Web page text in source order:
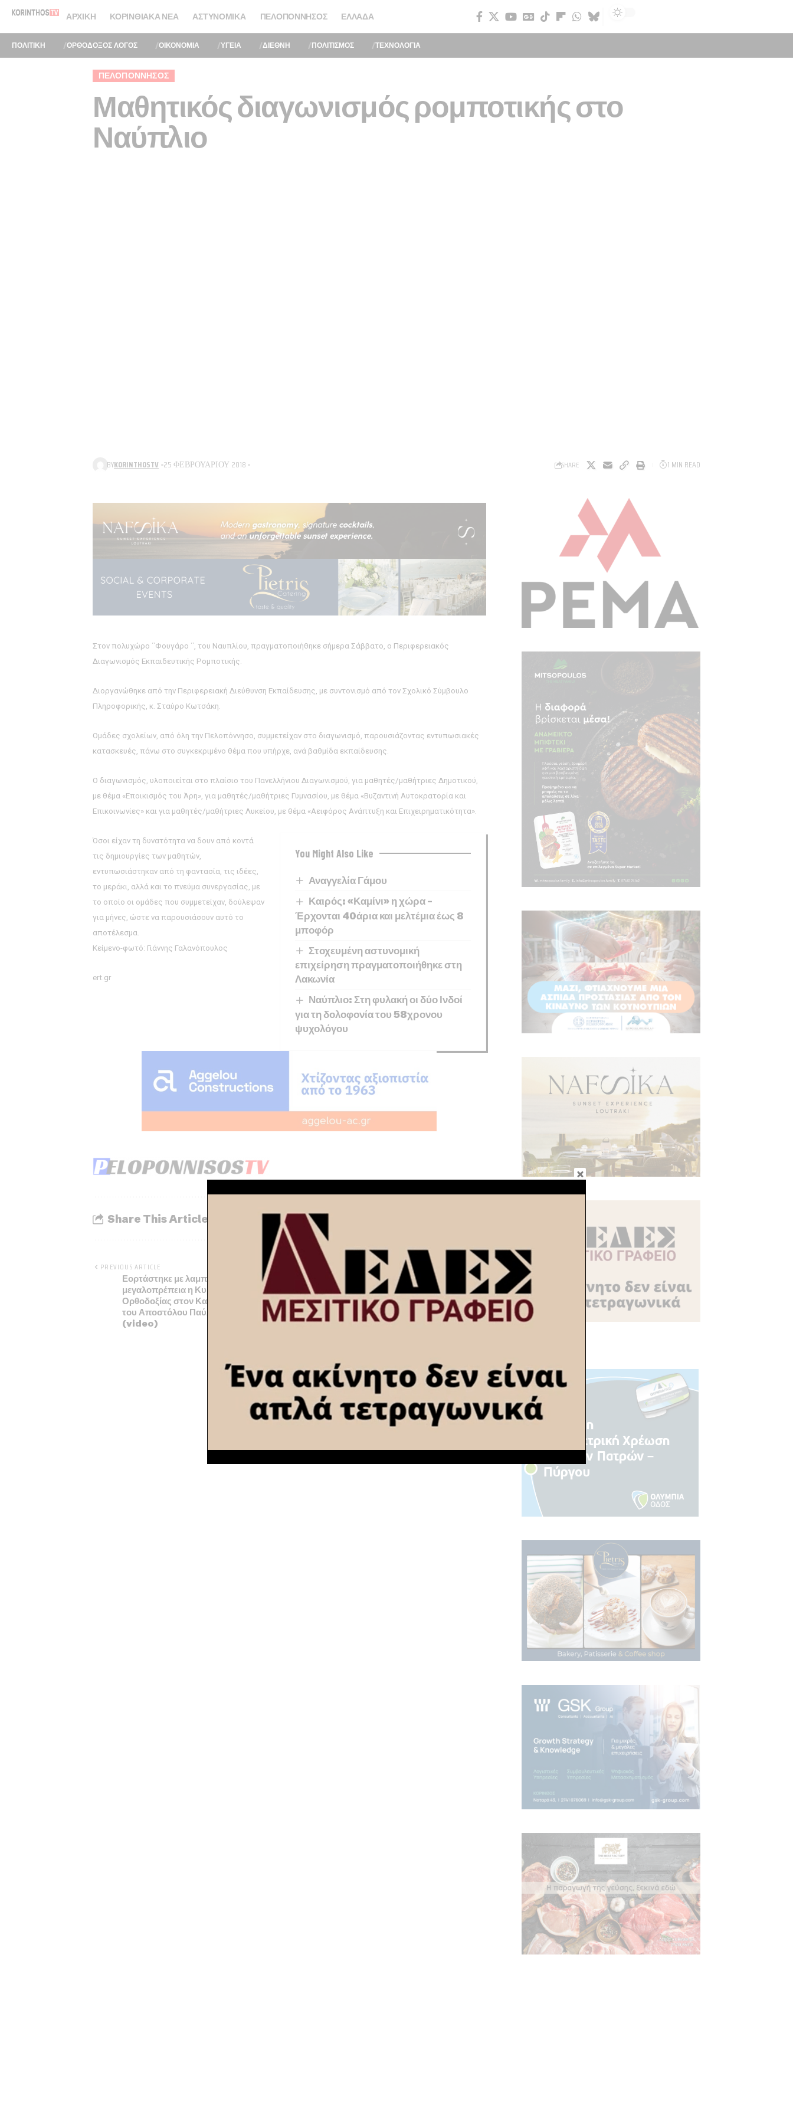
ΑΡΧΙΚΉ ΚΟΡΙΝΘΙΑΚΆ ΝΈΑ ΑΣΤΥΝΟΜΙΚΆ ΠΕΛΟΠΌΝΝΗΣΟΣ ΕΛΛΆΔΑ
ΠΟΛΙΤΙΚΗ ΟΡΘΟΔΟΞΟΣ ΛΟΓΟΣ ΟΙΚΟΝΟΜΙΑ ΥΓΕΙΑ ΔΙΕΘΝΗ ΠΟΛΙΤΙΣΜΟΣ ΤΕΧΝΟΛΟΓΙΑ
ΠΕΛΟΠΌΝΝΗΣΟΣ
Μαθητικός διαγωνισμός ρομποτικής στο
Ναύπλιο
BYKORINTHOSTV 25 ΦΕΒΡΟΥΑΡΊΟΥ 2018 SHARE 1 MIN READ
Στον πολυχώρο ΄΄Φουγάρο ΄΄, του Ναυπλίου, πραγματοποιήθηκε σήμερα Σάββατο, ο Περιφερειακός
Διαγωνισμός Εκπαιδευτικής Ρομποτικής.
Διοργανώθηκε από την Περιφερειακή Διεύθυνση Εκπαίδευσης, με συντονισμό από τον Σχολικό Σύμβουλο
Πληροφορικής, κ. Σταύρο Κωτσάκη.
Ομάδες σχολείων, από όλη την Πελοπόννησο, συμμετείχαν στο διαγωνισμό, παρουσιάζοντας εντυπωσιακές
κατασκευές, πάνω στο συγκεκριμένο θέμα που υπήρχε, ανά βαθμίδα εκπαίδευσης.
Ο διαγωνισμός, υλοποιείται στο πλαίσιο του Πανελλήνιου Διαγωνισμού, για μαθητές/μαθήτριες Δημοτικού,
με θέμα «Εποικισμός του Άρη», για μαθητές/μαθήτριες Γυμνασίου, με θέμα «Βυζαντινή Αυτοκρατορία και
Επικοινωνίες» και για μαθητές/μαθήτριες Λυκείου, με θέμα «Αειφόρος Ανάπτυξη και Eπιχειρηματικότητα».
You Might Also Like
Αναγγελία Γάμου
Καιρός: «Καμίνι» η χώρα –
Έρχονται 40άρια και μελτέμια έως 8
μποφόρ
Στοχευμένη αστυνομική
επιχείρηση πραγματοποιήθηκε στη
Λακωνία
Ναύπλιο: Στη φυλακή οι δύο Ινδοί
για τη δολοφονία του 58χρονου
ψυχολόγου
Όσοι είχαν τη δυνατότητα να δουν από κοντά
τις δημιουργίες των μαθητών,
εντυπωσιάστηκαν από τη φαντασία, τις ιδέες,
το μεράκι, αλλά και το πνεύμα συνεργασίας, με
το οποίο οι ομάδες που συμμετείχαν, δούλεψαν
για μήνες, ώστε να παρουσιάσουν αυτό το
αποτέλεσμα.
Κείμενο-φωτό: Γιάννης Γαλανόπουλος
ert.gr
Share This Article
PREVIOUS ARTICLE
Εορτάστηκε με λαμπρότητα και
μεγαλοπρέπεια η Κυριακή της
Ορθοδοξίας στον Καθεδρικό Ιερό Ναό
του Αποστόλου Παύλου στην Κόρινθο
(video)
NEXT ARTICLE
Μητροπολίτης Κορίνθου Διονύσιος:
Εμείς δεν έχουμε συμμάχους –
Βασιζόμαστε στην ενότητα του λαού μας
(video)